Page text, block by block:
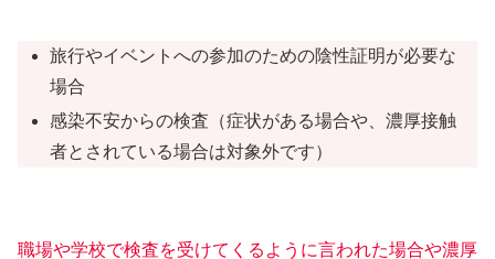
旅行やイベントへの参加のための陰性証明が必要な
場合
感染不安からの検査（症状がある場合や、濃厚接触
者とされている場合は対象外です）
職場や学校で検査を受けてくるように言われた場合や濃厚